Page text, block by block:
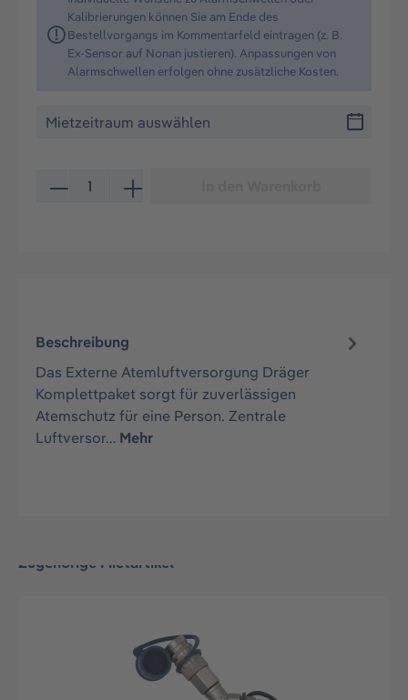
Kalibrierungen können Sie am Ende des
Bestellvorgangs im Kommentarfeld eintragen (z. B.
Ex-Sensor auf Nonan justieren). Anpassungen von
Alarmschwellen erfolgen ohne zusätzliche Kosten.
Produkt Anzahl: Gib den gewünschten Wert ein oder
Beschreibung
Das Externe Atemluftversorgung Dräger
Komplettpaket sorgt für zuverlässigen
Atemschutz für eine Person. Zentrale
Luftversor… Mehr
Zugehörige Mietartikel